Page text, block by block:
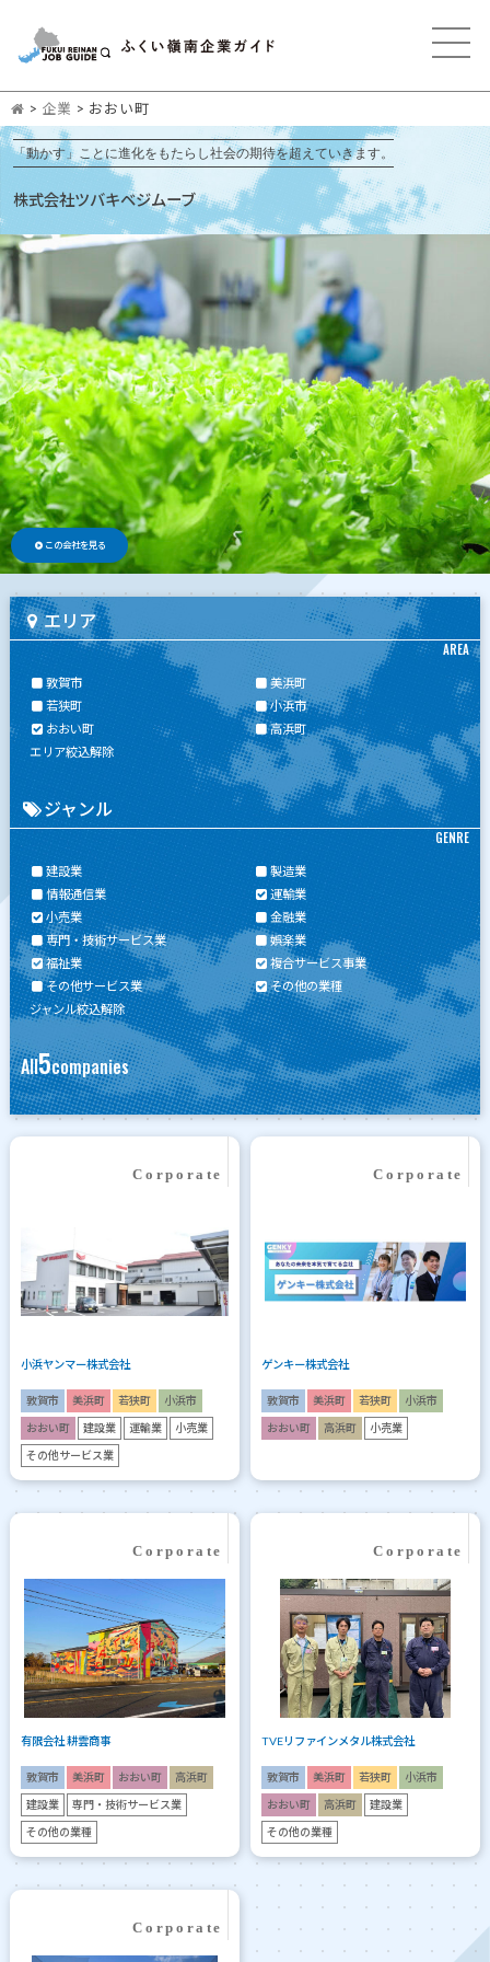
> 企業 > おおい町
「動かす」ことに進化をもたらし社会の期待を超えていきます。
株式会社ツバキベジムーブ
この会社を見る
エリア
AREA
敦賀市
美浜町
若狭町
小浜市
おおい町
高浜町
エリア絞込解除
ジャンル
GENRE
建設業
製造業
情報通信業
運輸業
小売業
金融業
専門・技術サービス業
娯楽業
福祉業
複合サービス事業
その他サービス業
その他の業種
ジャンル絞込解除
All5companies
小浜ヤンマー株式会社
敦賀市 美浜町 若狭町 小浜市
おおい町 建設業 運輸業 小売業
その他サービス業
ゲンキー株式会社
敦賀市 美浜町 若狭町 小浜市
おおい町 高浜町 小売業
有限会社 耕雲商事
敦賀市 美浜町 おおい町 高浜町
建設業 専門・技術サービス業
その他の業種
TVEリファインメタル株式会社
敦賀市 美浜町 若狭町 小浜市
おおい町 高浜町 建設業
その他の業種